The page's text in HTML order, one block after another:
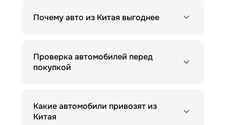
Почему авто из Китая выгоднее
Проверка автомобилей перед
покупкой
Какие автомобили привозят из
Китая